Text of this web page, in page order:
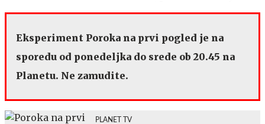
Eksperiment Poroka na prvi pogled je na
sporedu od ponedeljka do srede ob 20.45 na
Planetu. Ne zamudite.
PLANET TV